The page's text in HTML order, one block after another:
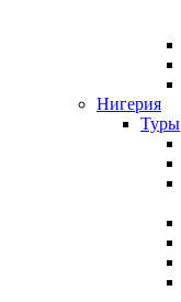
Нигерия
Туры